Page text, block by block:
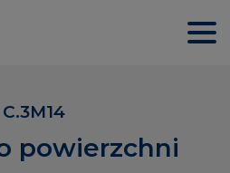
C.3M14
powierzchni